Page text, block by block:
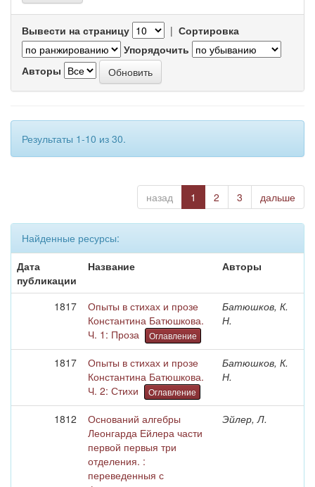
Вывести на страницу | Сортировка
Упорядочить
Авторы
Результаты 1-10 из 30.
назад 1 2 3 дальше
Найденные ресурсы:
Дата
публикации
Название Авторы
1817
Опыты в стихах и прозе
Константина Батюшкова.
Ч. 1: Проза
Оглавление
Батюшков, К.
Н.
1817
Опыты в стихах и прозе
Константина Батюшкова.
Ч. 2: Стихи
Оглавление
Батюшков, К.
Н.
1812
Оснований алгебры
Леонгарда Ейлера части
первой первыя три
отделения. :
переведенныя с
Эйлер, Л.